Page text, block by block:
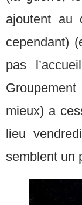
ajoutent au
cependant)
pas
mieux) a
lieu
semblent un